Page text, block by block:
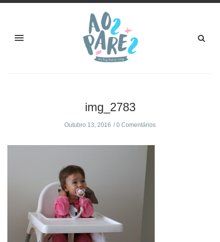
img_2783
Outubro 13, 2016 0 Comentários